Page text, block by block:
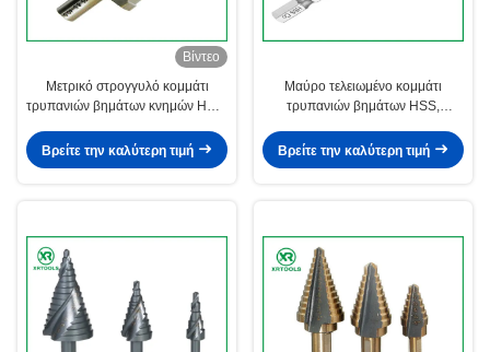
Βίντεο
Μετρικό στρογγυλό κομμάτι
τρυπανιών βημάτων κνημών HSS,
χάλυβα για το σωλήνα μετάλλων
Βρείτε την καλύτερη τιμή
Μαύρο τελειωμένο κομμάτι
τρυπανιών βημάτων HSS,
τιτανίου για το φύλλο μετάλλων
Βρείτε την καλύτερη τιμή